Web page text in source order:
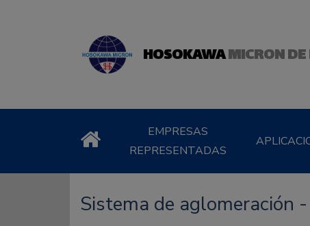
HOSOKAWAMICRON
EMPRESAS
REPRESENTADAS
Sistema de aglomeración